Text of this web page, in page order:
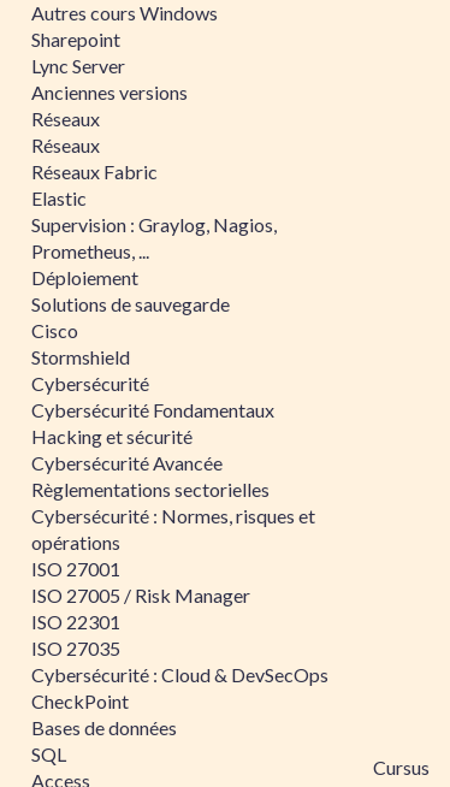
Autres cours Windows
Sharepoint
Lync Server
Anciennes versions
Réseaux
Réseaux
Réseaux Fabric
Elastic
Supervision : Graylog, Nagios,
Prometheus, ...
Déploiement
Solutions de sauvegarde
Cisco
Stormshield
Cybersécurité
Cybersécurité Fondamentaux
Hacking et sécurité
Cybersécurité Avancée
Règlementations sectorielles
Cybersécurité : Normes, risques et
opérations
ISO 27001
ISO 27005 / Risk Manager
ISO 22301
ISO 27035
Cybersécurité : Cloud & DevSecOps
CheckPoint
Bases de données
SQL
Access
Cursus